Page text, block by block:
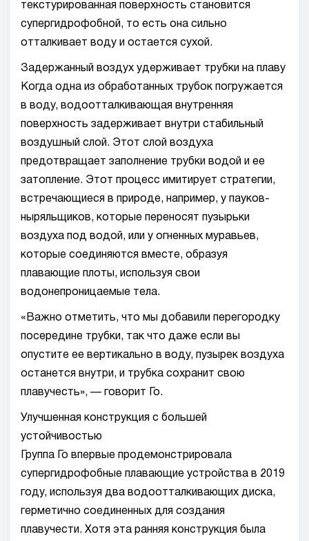
текстурированная поверхность становится
супергидрофобной, то есть она сильно
отталкивает воду и остается сухой.
Задержанный воздух удерживает трубки на плаву
Когда одна из обработанных трубок погружается
в воду, водоотталкивающая внутренняя
поверхность задерживает внутри стабильный
воздушный слой. Этот слой воздуха
предотвращает заполнение трубки водой и ее
затопление. Этот процесс имитирует стратегии,
встречающиеся в природе, например, у пауков-
ныряльщиков, которые переносят пузырьки
воздуха под водой, или у огненных муравьев,
которые соединяются вместе, образуя
плавающие плоты, используя свои
водонепроницаемые тела.
«Важно отметить, что мы добавили перегородку
посередине трубки, так что даже если вы
опустите ее вертикально в воду, пузырек воздуха
останется внутри, и трубка сохранит свою
плавучесть», — говорит Го.
Улучшенная конструкция с большей
устойчивостью
Группа Го впервые продемонстрировала
супергидрофобные плавающие устройства в 2019
году, используя два водоотталкивающих диска,
герметично соединенных для создания
плавучести. Хотя эта ранняя конструкция была